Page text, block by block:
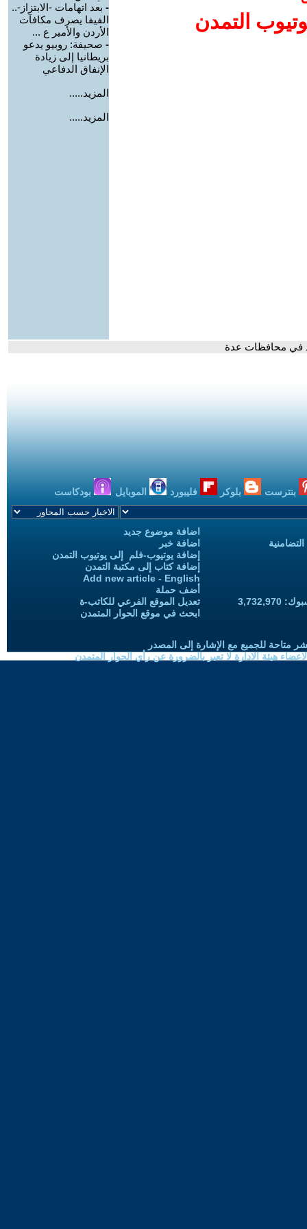
التمدن
- بعد اتهامات -الابتزاز-..
الفيفا يصرف مكافآت
الأردن والأمير ع ...
- صحيفة: روبيو يدعو
بريطانيا إلى زيادة
الإنفاق الدفاعي
المزيد.....
المزيد.....
في محافظات عدة
بنترست بلوكر فليبورد الموبايل بودكاست
اضافة موضوع جديد
اضافة خبر
إضافة يوتيوب-فلم إلى يوتيوب التمدن
إضافة كتاب إلى مكتبة التمدن
Add new article - English
أضف حملة
تعديل الموقع الفرعي للكاتب-ة
ابحث في موقع الحوار المتمدن
متاحة للجميع مع الإشارة إلى المصدر
هيئة الادارة لا تعبر بالضرورة عن رأي الحوار المتمدن